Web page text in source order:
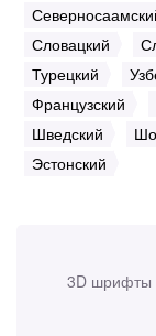
3D шрифты
Словацкий
Турецкий
Французский
Шведский
Эстонский